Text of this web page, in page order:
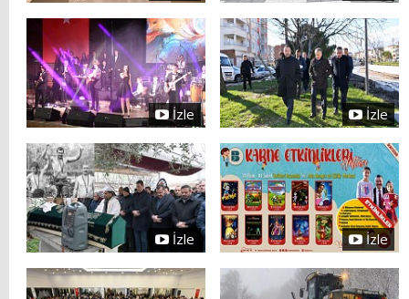
İzle İzle
İzle İzle